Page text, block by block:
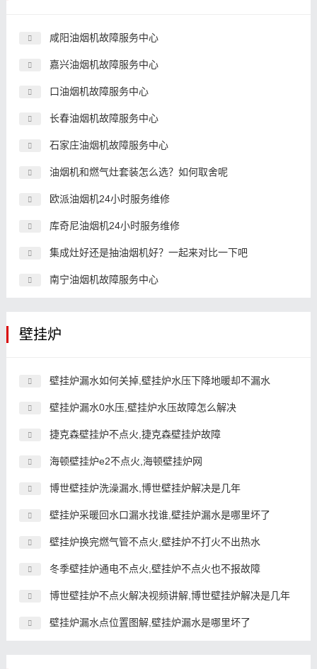
咸阳油烟机故障服务中心
嘉兴油烟机故障服务中心
口油烟机故障服务中心
长春油烟机故障服务中心
石家庄油烟机故障服务中心
油烟机和燃气灶套装怎么选？如何取舍呢
欧派油烟机24小时服务维修
库奇尼油烟机24小时服务维修
集成灶好还是抽油烟机好？一起来对比一下吧
南宁油烟机故障服务中心
壁挂炉
壁挂炉漏水如何关掉,壁挂炉水压下降地暖却不漏水
壁挂炉漏水0水压,壁挂炉水压故障怎么解决
捷克森壁挂炉不点火,捷克森壁挂炉故障
海顿壁挂炉e2不点火,海顿壁挂炉网
博世壁挂炉洗澡漏水,博世壁挂炉解决是几年
壁挂炉采暖回水口漏水找谁,壁挂炉漏水是哪里坏了
壁挂炉换完燃气管不点火,壁挂炉不打火不出热水
冬季壁挂炉通电不点火,壁挂炉不点火也不报故障
博世壁挂炉不点火解决视频讲解,博世壁挂炉解决是几年
壁挂炉漏水点位置图解,壁挂炉漏水是哪里坏了